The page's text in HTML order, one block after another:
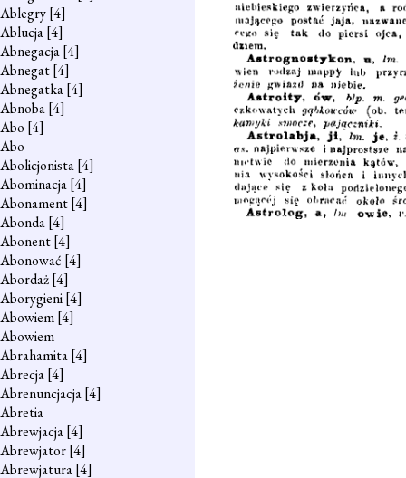
Ablegry[4]
Ablucja[4]
Abnegacja[4]
Abnegat[4]
Abnegatka[4]
Abnoba[4]
Abo [4]
Abo
Abolicjonista[4]
Abominacja[4]
Abonament[4]
Abonda[4]
Abonent[4]
Abonować [4]
Abordaż[4]
Aborygieni[4]
Abowiem[4]
Abowiem
Abrahamita[4]
Abrecja[4]
Abrenuncjacja[4]
Abretia
Abrewjacja[4]
Abrewjator[4]
Abrewjatura[4]